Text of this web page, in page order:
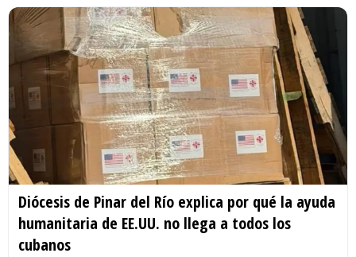
Diócesis de Pinar del Río explica por qué la ayuda
humanitaria de EE.UU. no llega a todos los
cubanos